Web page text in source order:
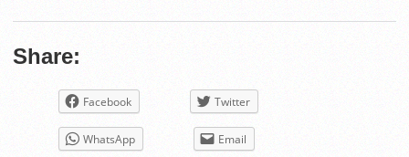
Share:
Facebook Twitter
WhatsApp Email